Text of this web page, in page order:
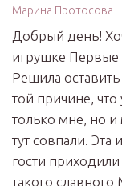
Марина Протосова
Добрый день!
игрушке
Решила
той причине,
только мне, но
тут совпали. Эта
гости
такого